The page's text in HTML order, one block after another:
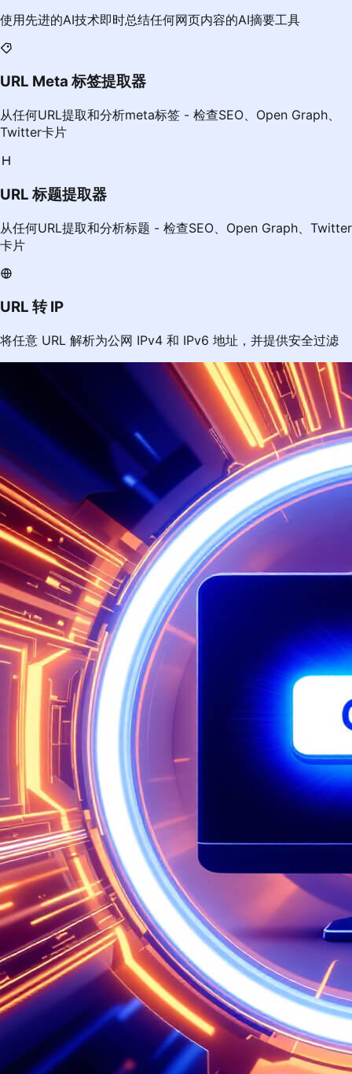
使用先进的AI技术即时总结任何网页内容的AI摘要工具
URL Meta 标签提取器
从任何URL提取和分析meta标签 - 检查SEO、Open Graph、
Twitter卡片
URL 标题提取器
从任何URL提取和分析标题 - 检查SEO、Open Graph、Twitter
卡片
URL 转 IP
将任意 URL 解析为公网 IPv4 和 IPv6 地址，并提供安全过滤